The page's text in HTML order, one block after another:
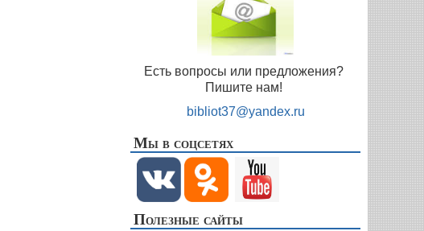
Есть вопросы или предложения?
Пишите нам!
bibliot37@yandex.ru
Мы в соцсетях
Полезные сайты